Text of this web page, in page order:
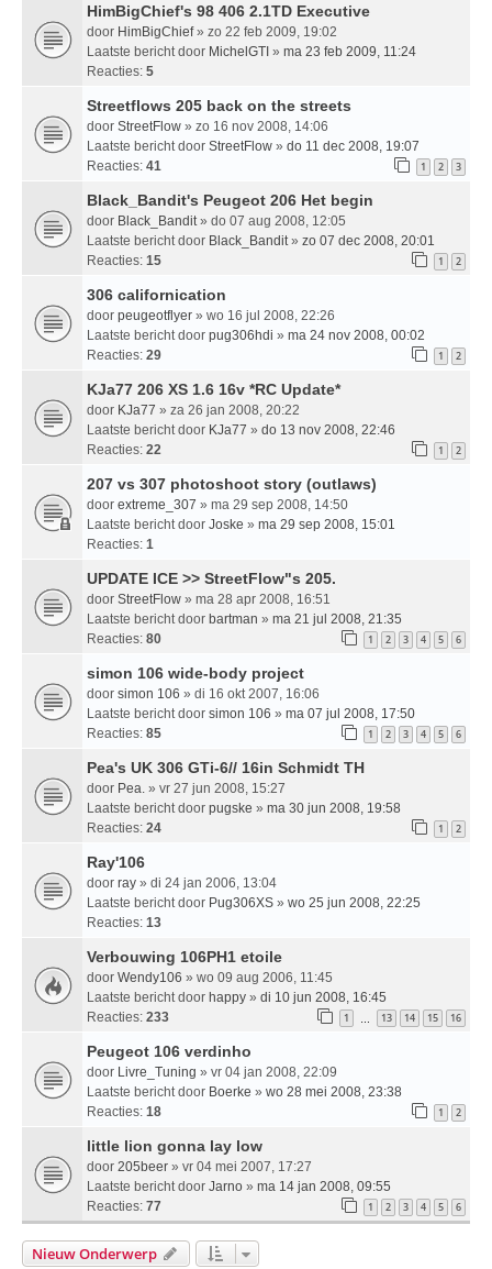
HimBigChief's 98 406 2.1TD Executive
door HimBigChief» zo 22 feb 2009, 19:02
Laatste bericht door MichelGTI » ma 23 feb 2009, 11:24
Reacties: 5
Streetflows 205 back on the streets
door StreetFlow » zo 16 nov 2008, 14:06
Laatste bericht door StreetFlow » do 11 dec 2008, 19:07
Reacties: 41 1 2 3
Black_Bandit's Peugeot 206 Het begin
door Black_Bandit» do 07 aug 2008, 12:05
Laatste bericht door Black_Bandit» zo 07 dec 2008, 20:01
Reacties: 15 1 2
306 californication
door peugeotflyer » wo 16 jul 2008, 22:26
Laatste bericht door pug306hdi » ma 24 nov 2008, 00:02
Reacties: 29 1 2
KJa77 206 XS 1.6 16v *RC Update*
door KJa77 » za 26 jan 2008, 20:22
Laatste bericht door KJa77 » do 13 nov 2008, 22:46
Reacties: 22 1 2
207 vs 307 photoshoot story (outlaws)
door extreme_307 » ma 29 sep 2008, 14:50
Laatste bericht door Joske » ma 29 sep 2008, 15:01
Reacties: 1
UPDATE ICE >> StreetFlow"s 205.
door StreetFlow » ma 28 apr 2008, 16:51
Laatste bericht door bartman » ma 21 jul 2008, 21:35
Reacties: 80 1 2 3 4 5 6
simon 106 wide-body project
door simon 106 » di 16 okt 2007, 16:06
Laatste bericht door simon 106 » ma 07 jul 2008, 17:50
Reacties: 85 1 2 3 4 5 6
Pea's UK 306 GTi-6// 16in Schmidt TH
door Pea. » vr 27 jun 2008, 15:27
Laatste bericht door pugske » ma 30 jun 2008, 19:58
Reacties: 24 1 2
Ray'106
door ray » di 24 jan 2006, 13:04
Laatste bericht door Pug306XS » wo 25 jun 2008, 22:25
Reacties: 13
Verbouwing 106PH1 etoile
door Wendy106 » wo 09 aug 2006, 11:45
Laatste bericht door happy » di 10 jun 2008, 16:45
Reacties: 233 1 … 13 14 15 16
Peugeot 106 verdinho
door Livre_Tuning » vr 04 jan 2008, 22:09
Laatste bericht door Boerke » wo 28 mei 2008, 23:38
Reacties: 18 1 2
little lion gonna lay low
door 205beer » vr 04 mei 2007, 17:27
Laatste bericht door Jarno » ma 14 jan 2008, 09:55
Reacties: 77 1 2 3 4 5 6
Nieuw Onderwerp